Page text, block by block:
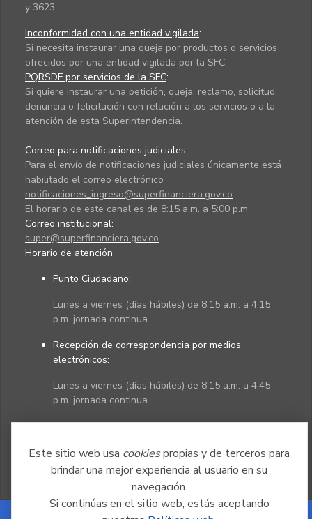
Este sitio web usa cookiespropias y de terceros para
brindar una mejor experiencia al usuario en su
navegación.
Si continúas en el sitio web, estás aceptando
y 3623
Inconformidad con una entidad vigilada:
Si necesita instaurar una queja por productos o servicios
ofrecidos por una entidad vigilada por la SFC.
PQRSDF por servicios de la SFC:
Si quiere instaurar una petición, queja, reclamo, solicitud,
denuncia o felicitación con relación a los servicios o a la
atención de esta Superintendencia.
Correo para notificaciones judiciales:
Para el envío de notificaciones judiciales únicamente está
habilitado el correo electrónico
notificaciones_ingreso@superfinanciera.gov.co
El horario de este canal es de 8:15 a.m. a 5:00 p.m.
Correo institucional:
super@superfinanciera.gov.co
Horario de atención
Punto Ciudadano:
Lunes a viernes (días hábiles) de 8:15 a.m. a 4:15
p.m. jornada continua
Recepción de correspondencia por medios
electrónicos:
Lunes a viernes (días hábiles) de 8:15 a.m. a 4:45
p.m. jornada continua